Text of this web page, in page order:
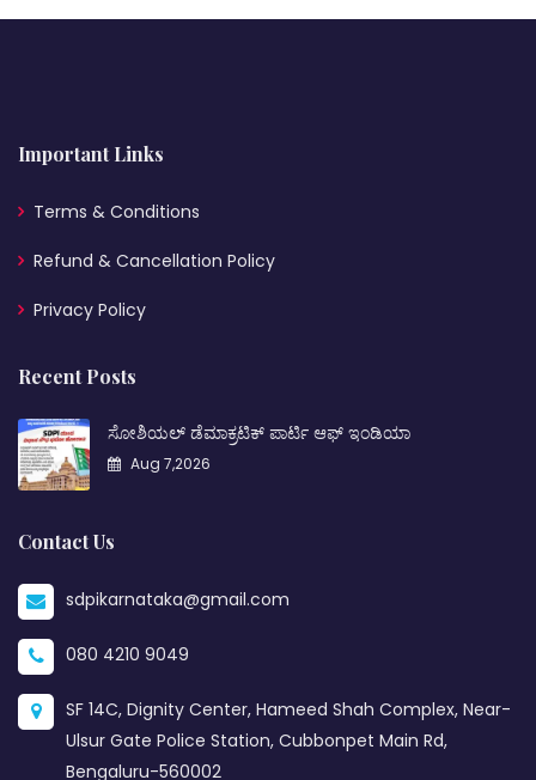
Important Links
Terms & Conditions
Refund & Cancellation Policy
Privacy Policy
Recent Posts
ಸೋಶಿಯಲ್ ಡೆಮಾಕ್ರಟಿಕ್ ಪಾರ್ಟಿ ಆಫ್ ಇಂಡಿಯಾ
Aug 7,2026
Contact Us
sdpikarnataka@gmail.com
080 4210 9049
SF 14C, Dignity Center, Hameed Shah Complex, Near-
Ulsur Gate Police Station, Cubbonpet Main Rd,
Bengaluru-560002